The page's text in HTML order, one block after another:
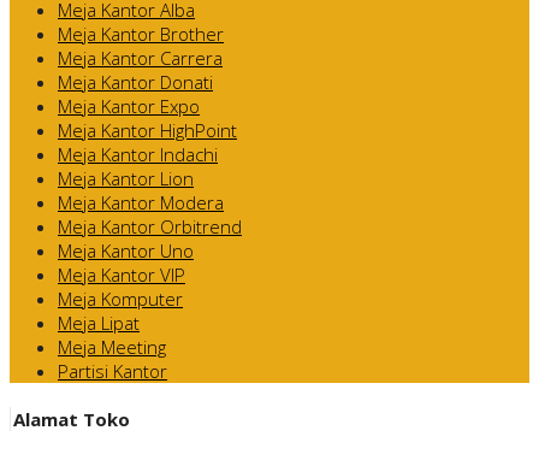
Meja Kantor Alba
Meja Kantor Brother
Meja Kantor Carrera
Meja Kantor Donati
Meja Kantor Expo
Meja Kantor HighPoint
Meja Kantor Indachi
Meja Kantor Lion
Meja Kantor Modera
Meja Kantor Orbitrend
Meja Kantor Uno
Meja Kantor VIP
Meja Komputer
Meja Lipat
Meja Meeting
Partisi Kantor
Alamat Toko